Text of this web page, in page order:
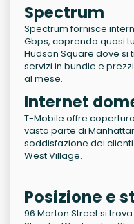
Spectrum
Spectrum fornisce
Gbps, coprendo quasi
Hudson Square dove si
servizi in bundle e
al mese.
Internet
T-Mobile offre
vasta parte di
soddisfazione dei
West Village.
Posizione e
96 Morton Street si